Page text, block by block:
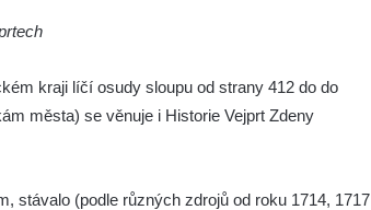
kraji líčí osudy sloupu od strany 412 do do
města) se věnuje i Historie Vejprt Zdeny
stávalo (podle různých zdrojů od roku 1714, 1717